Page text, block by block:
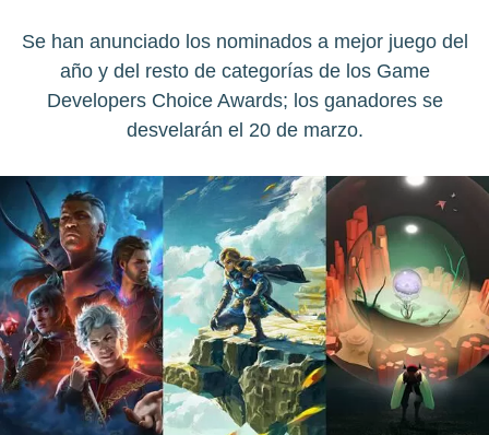
Se han anunciado los nominados a mejor juego del
año y del resto de categorías de los Game
Developers Choice Awards; los ganadores se
desvelarán el 20 de marzo.